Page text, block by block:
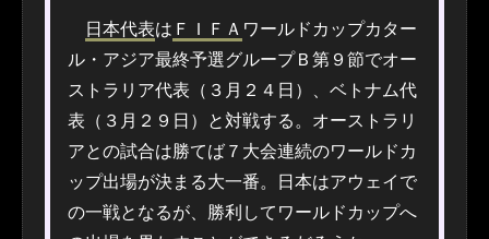
日本代表は ＦＩＦＡ ワールドカップカター
ル・アジア最終予選グループＢ第９節でオー
ストラリア代表（３月２４日）、ベトナム代
表（３月２９日）と対戦する。オーストラリ
アとの試合は勝てば７大会連続のワールドカ
ップ出場が決まる大一番。日本はアウェイで
の一戦となるが、勝利してワールドカップへ